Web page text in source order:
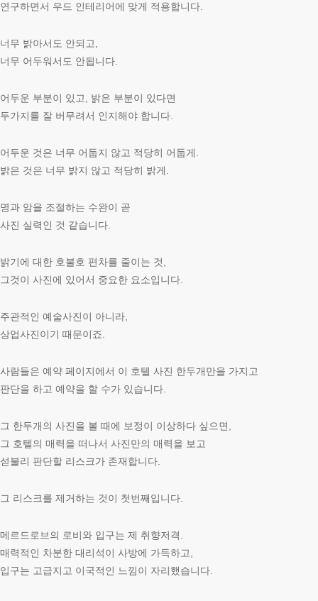
연구하면서 우드 인테리어에 맞게 적용합니다.
너무 밝아서도 안되고,
너무 어두워서도 안됩니다.
어두운 부분이 있고, 밝은 부분이 있다면
두가지를 잘 버무려서 인지해야 합니다.
어두운 것은 너무 어둡지 않고 적당히 어둡게.
밝은 것은 너무 밝지 않고 적당히 밝게.
명과 암을 조절하는 수완이 곧
사진 실력인 것 같습니다.
밝기에 대한 호불호 편차를 줄이는 것,
그것이 사진에 있어서 중요한 요소입니다.
주관적인 예술사진이 아니라,
상업사진이기 때문이죠.
사람들은 예약 페이지에서 이 호텔 사진 한두개만을 가지고
판단을 하고 예약을 할 수가 있습니다.
그 한두개의 사진을 볼 때에 보정이 이상하다 싶으면,
그 호텔의 매력을 떠나서 사진만의 매력을 보고
섣불리 판단할 리스크가 존재합니다.
그 리스크를 제거하는 것이 첫번째입니다.
메르드로브의 로비와 입구는 제 취향저격.
매력적인 차분한 대리석이 사방에 가득하고,
입구는 고급지고 이국적인 느낌이 자리했습니다.